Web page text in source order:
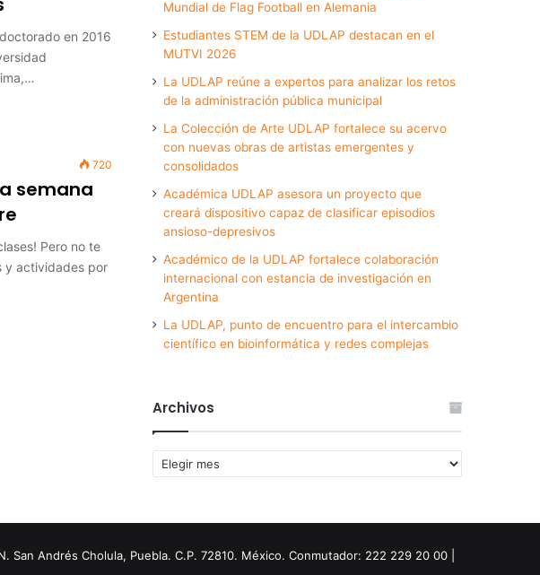
en 2016
720
semana
Pero no te
y actividades por
Mundial de Flag Football en Alemania
Estudiantes STEM de la UDLAP destacan en el
MUTVI 2026
La UDLAP reúne a expertos para analizar los retos
de la administración pública municipal
La Colección de Arte UDLAP fortalece su acervo
con nuevas obras de artistas emergentes y
consolidados
Académica UDLAP asesora un proyecto que
creará dispositivo capaz de clasificar episodios
ansioso-depresivos
Académico de la UDLAP fortalece colaboración
internacional con estancia de investigación en
Argentina
La UDLAP, punto de encuentro para el intercambio
científico en bioinformática y redes complejas
Archivos
Archivos
Andrés Cholula, Puebla. C.P. 72810. México. Conmutador: 222 229 20 00 |